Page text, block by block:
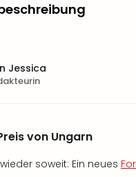
von Ungarn
soweit: Ein neues
Jessica